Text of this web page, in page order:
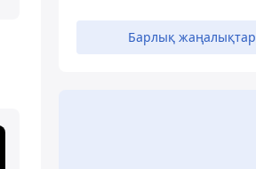
Барлық жаңалықтар